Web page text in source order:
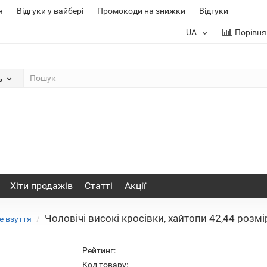
Відгуки у вайбері Промокоди на знижки Відгуки
UA
Хіти продажів Статті Акції
взуття Чоловічі високі кросівки, хайтопи 42,44
Рейтинг:
Код товару: